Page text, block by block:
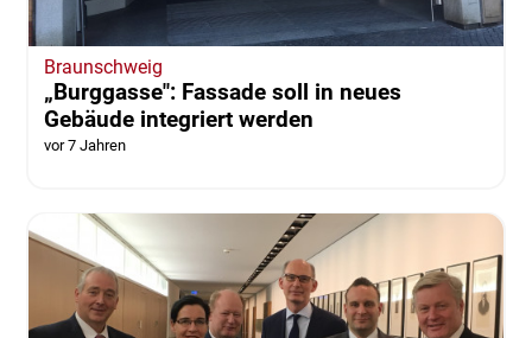
Braunschweig
„Burggasse": Fassade soll in neues
Gebäude integriert werden
vor 7 Jahren